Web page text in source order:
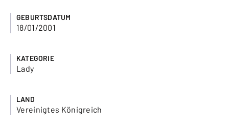
GEBURTSDATUM
18/01/2001
KATEGORIE
Lady
LAND
Vereinigtes Königreich